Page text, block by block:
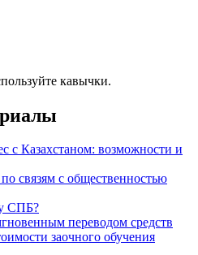
кавычки.
с Казахстаном: возможности и
связям с общественностью
СПБ?
переводом средств
заочного обучения